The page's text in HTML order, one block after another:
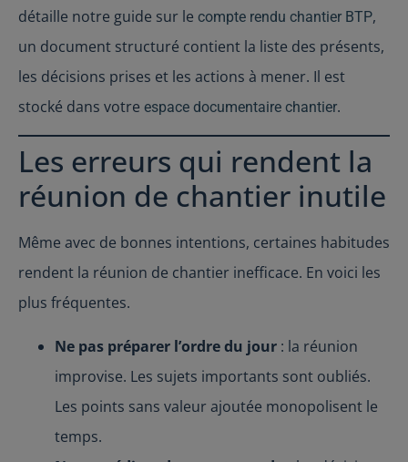
détaille notre guide sur le compte rendu chantier BTP,
un document structuré contient la liste des présents,
les décisions prises et les actions à mener. Il est
stocké dans votre espace documentaire chantier.
Les erreurs qui rendent la
réunion de chantier inutile
Même avec de bonnes intentions, certaines habitudes
rendent la réunion de chantier inefficace. En voici les
plus fréquentes.
Ne pas préparer l’ordre du jour : la réunion
improvise. Les sujets importants sont oubliés.
Les points sans valeur ajoutée monopolisent le
temps.